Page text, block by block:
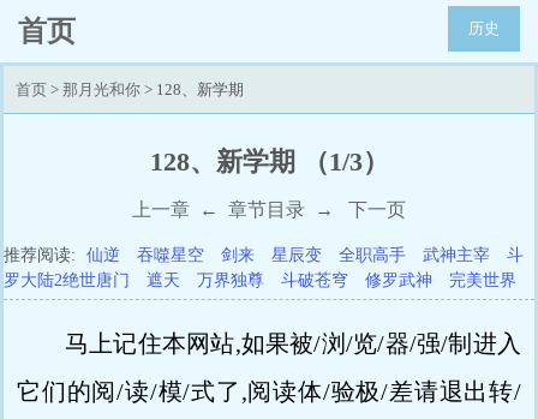
首页 历史
首页 > 那月光和你 > 128、新学期
128、新学期 （1/3）
上一章 ← 章节目录 → 下一页
推荐阅读: 仙逆 吞噬星空 剑来 星辰变 全职高手 武神主宰
斗
罗大陆2绝世唐门
遮天 万界独尊 斗破苍穹 修罗武神 完美世界
马上记住本网站,如果被/浏/览/器/强/制进入
它们的阅/读/模/式了,阅读体/验极/差请退出转/